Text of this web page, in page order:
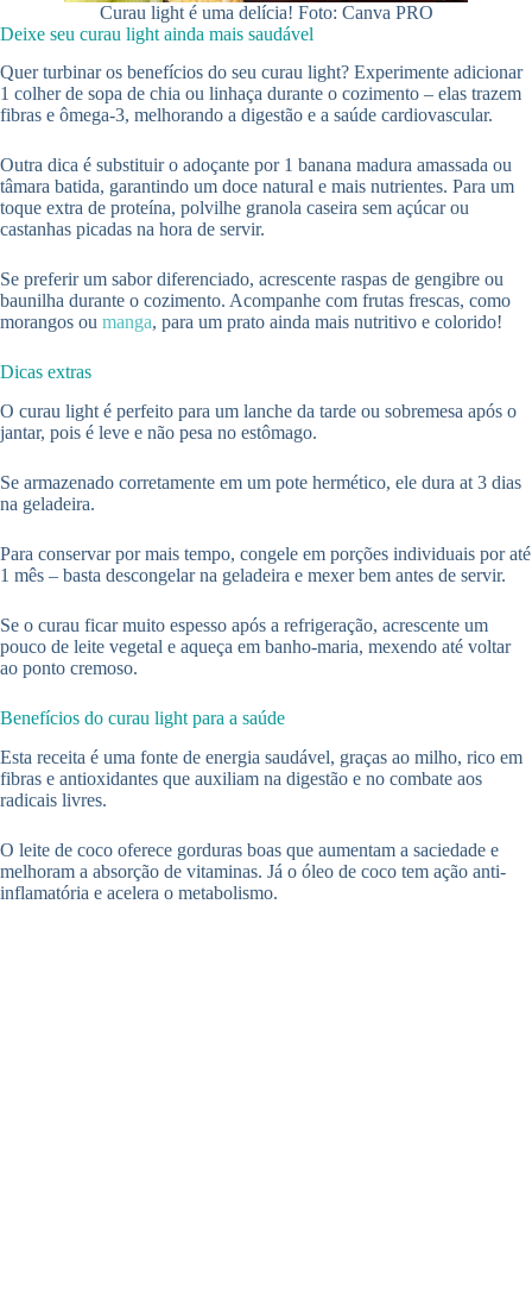
Curau light é uma delícia! Foto: Canva PRO
Deixe seu curau light ainda mais saudável
Quer turbinar os benefícios do seu curau light? Experimente adicionar
1 colher de sopa de chia ou linhaça durante o cozimento – elas trazem
fibras e ômega-3, melhorando a digestão e a saúde cardiovascular.
Outra dica é substituir o adoçante por 1 banana madura amassada ou
tâmara batida, garantindo um doce natural e mais nutrientes. Para um
toque extra de proteína, polvilhe granola caseira sem açúcar ou
castanhas picadas na hora de servir.
Se preferir um sabor diferenciado, acrescente raspas de gengibre ou
baunilha durante o cozimento. Acompanhe com frutas frescas, como
morangos ou manga, para um prato ainda mais nutritivo e colorido!
Dicas extras
O curau light é perfeito para um lanche da tarde ou sobremesa após o
jantar, pois é leve e não pesa no estômago.
Se armazenado corretamente em um pote hermético, ele dura at 3 dias
na geladeira.
Para conservar por mais tempo, congele em porções individuais por até
1 mês – basta descongelar na geladeira e mexer bem antes de servir.
Se o curau ficar muito espesso após a refrigeração, acrescente um
pouco de leite vegetal e aqueça em banho-maria, mexendo até voltar
ao ponto cremoso.
Benefícios do curau light para a saúde
Esta receita é uma fonte de energia saudável, graças ao milho, rico em
fibras e antioxidantes que auxiliam na digestão e no combate aos
radicais livres.
O leite de coco oferece gorduras boas que aumentam a saciedade e
melhoram a absorção de vitaminas. Já o óleo de coco tem ação anti-
inflamatória e acelera o metabolismo.